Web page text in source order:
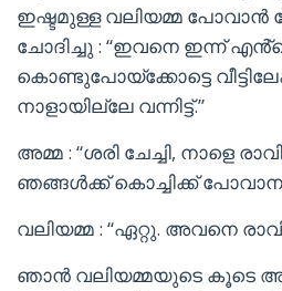
ഇഷ്ടമുള്ള വലിയമ്മ പോവാൻ
ചോദിച്ചു : “ഇവനെ ഇന്ന്
കൊണ്ടുപോയ്‌ക്കോട്ടെ
നാളായില്ലേ വന്നിട്ട്.”
അമ്മ : “ശരി ചേച്ചി, നാളെ
ഞങ്ങൾക്ക് കൊച്ചിക്ക്
വലിയമ്മ : “ഏറ്റു. അവനെ
ഞാൻ വലിയമ്മയുടെ കൂടെ